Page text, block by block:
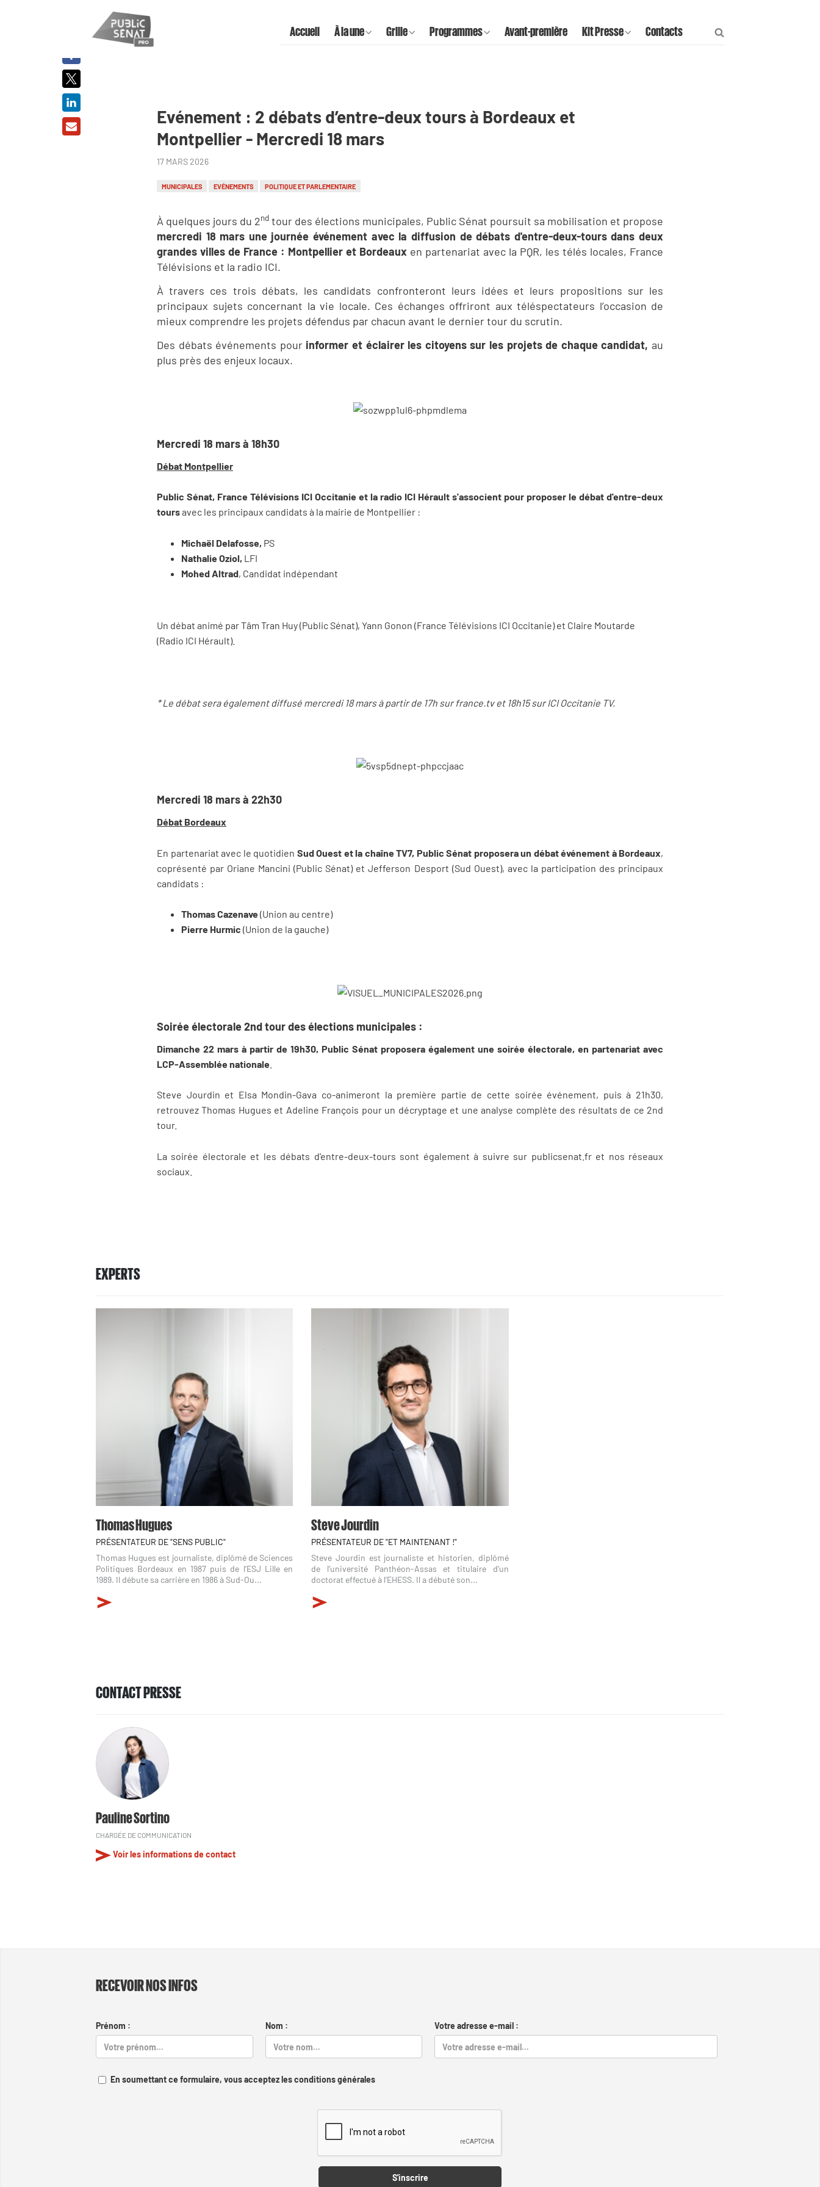
Accueil À la une Grille Programmes Avant-première Kit Presse Contacts
Evénement : 2 débats d’entre-deux tours à Bordeaux et
Montpellier - Mercredi 18 mars
17 MARS 2026
MUNICIPALES EVÉNEMENTS POLITIQUE ET PARLEMENTAIRE
À quelques jours du 2nd tour des élections municipales, Public Sénat poursuit sa mobilisation et propose
mercredi 18 mars une journée événement avec la diffusion de débats d'entre-deux-tours dans deux
grandes villes de France : Montpellier et Bordeaux en partenariat avec la PQR, les télés locales, France
Télévisions et la radio ICI.
À travers ces trois débats, les candidats confronteront leurs idées et leurs propositions sur les
principaux sujets concernant la vie locale. Ces échanges offriront aux téléspectateurs l’occasion de
mieux comprendre les projets défendus par chacun avant le dernier tour du scrutin.
Des débats événements pour informer et éclairer les citoyens sur les projets de chaque candidat, au
plus près des enjeux locaux.
Mercredi 18 mars à 18h30
Débat Montpellier
Public Sénat, France Télévisions ICI Occitanie et la radio ICI Hérault s'associent pour proposer le débat d'entre-deux
toursavec les principaux candidats à la mairie de Montpellier :
Michaël Delafosse, PS
Nathalie Oziol, LFI
Mohed Altrad, Candidat indépendant
Un débat animé par Tâm Tran Huy (Public Sénat), Yann Gonon (France Télévisions ICI Occitanie) et Claire Moutarde
(Radio ICI Hérault).
* Le débat sera également diffusé mercredi 18 mars à partir de 17h sur france.tv et 18h15 sur ICI Occitanie TV.
Mercredi 18 mars à 22h30
Débat Bordeaux
En partenariat avec le quotidien Sud Ouest et la chaîne TV7, Public Sénat proposera un débat événement à Bordeaux,
coprésenté par Oriane Mancini (Public Sénat) et Jefferson Desport (Sud Ouest), avec la participation des principaux
candidats :
Thomas Cazenave (Union au centre)
Pierre Hurmic (Union de la gauche)
Soirée électorale 2nd tour des élections municipales :
Dimanche 22 mars à partir de 19h30, Public Sénat proposera également une soirée électorale, en partenariat avec
LCP-Assemblée nationale
Steve Jourdin et Elsa Mondin-Gava co-animeront la première partie de cette soirée événement, puis à 21h30,
retrouvez Thomas Hugues et Adeline François pour un décryptage et une analyse complète des résultats de ce 2nd
tour.
La soirée électorale et les débats d'entre-deux-tours sont également à suivre sur publicsenat.fr et nos réseaux
sociaux.
EXPERTS
Thomas Hugues
PRÉSENTATEUR DE "SENS PUBLIC"
Thomas Hugues est journaliste, diplômé de Sciences
Politiques Bordeaux en 1987 puis de l’ESJ Lille en
1989. Il débute sa carrière en 1986 à Sud-Ou...
Steve Jourdin
PRÉSENTATEUR DE "ET MAINTENANT !"
Steve Jourdin est journaliste et historien, diplômé
de l’université Panthéon-Assas et titulaire d’un
doctorat effectué à l’EHESS. Il a débuté son...
CONTACT PRESSE
Pauline Sortino
CHARGÉE DE COMMUNICATION
Voir les informations de contact
RECEVOIR NOS INFOS
Prénom : Nom : Votre adresse e-mail :
En soumettant ce formulaire, vous acceptez les conditions générales
S'inscrire